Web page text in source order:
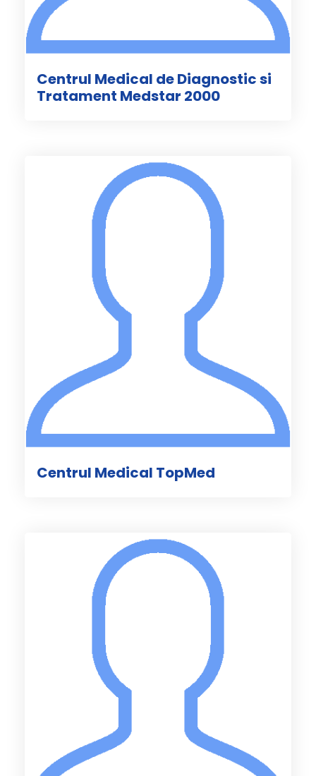
Centrul Medical de Diagnostic si
Tratament Medstar 2000
Centrul Medical TopMed